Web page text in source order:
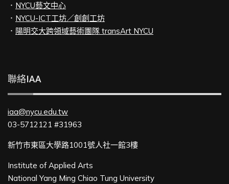
． NYCU藝文中心
． NYCU-ICT工坊／創創工坊
． 陽明交大跨領域藝術團隊 transArt NYCU
聯絡IAA
iaa@nycu.edu.tw
03-5712121 #31963
新竹市東區大學路1001號人社一館3樓
Institute of Applied Arts
National Yang Ming Chiao Tung University